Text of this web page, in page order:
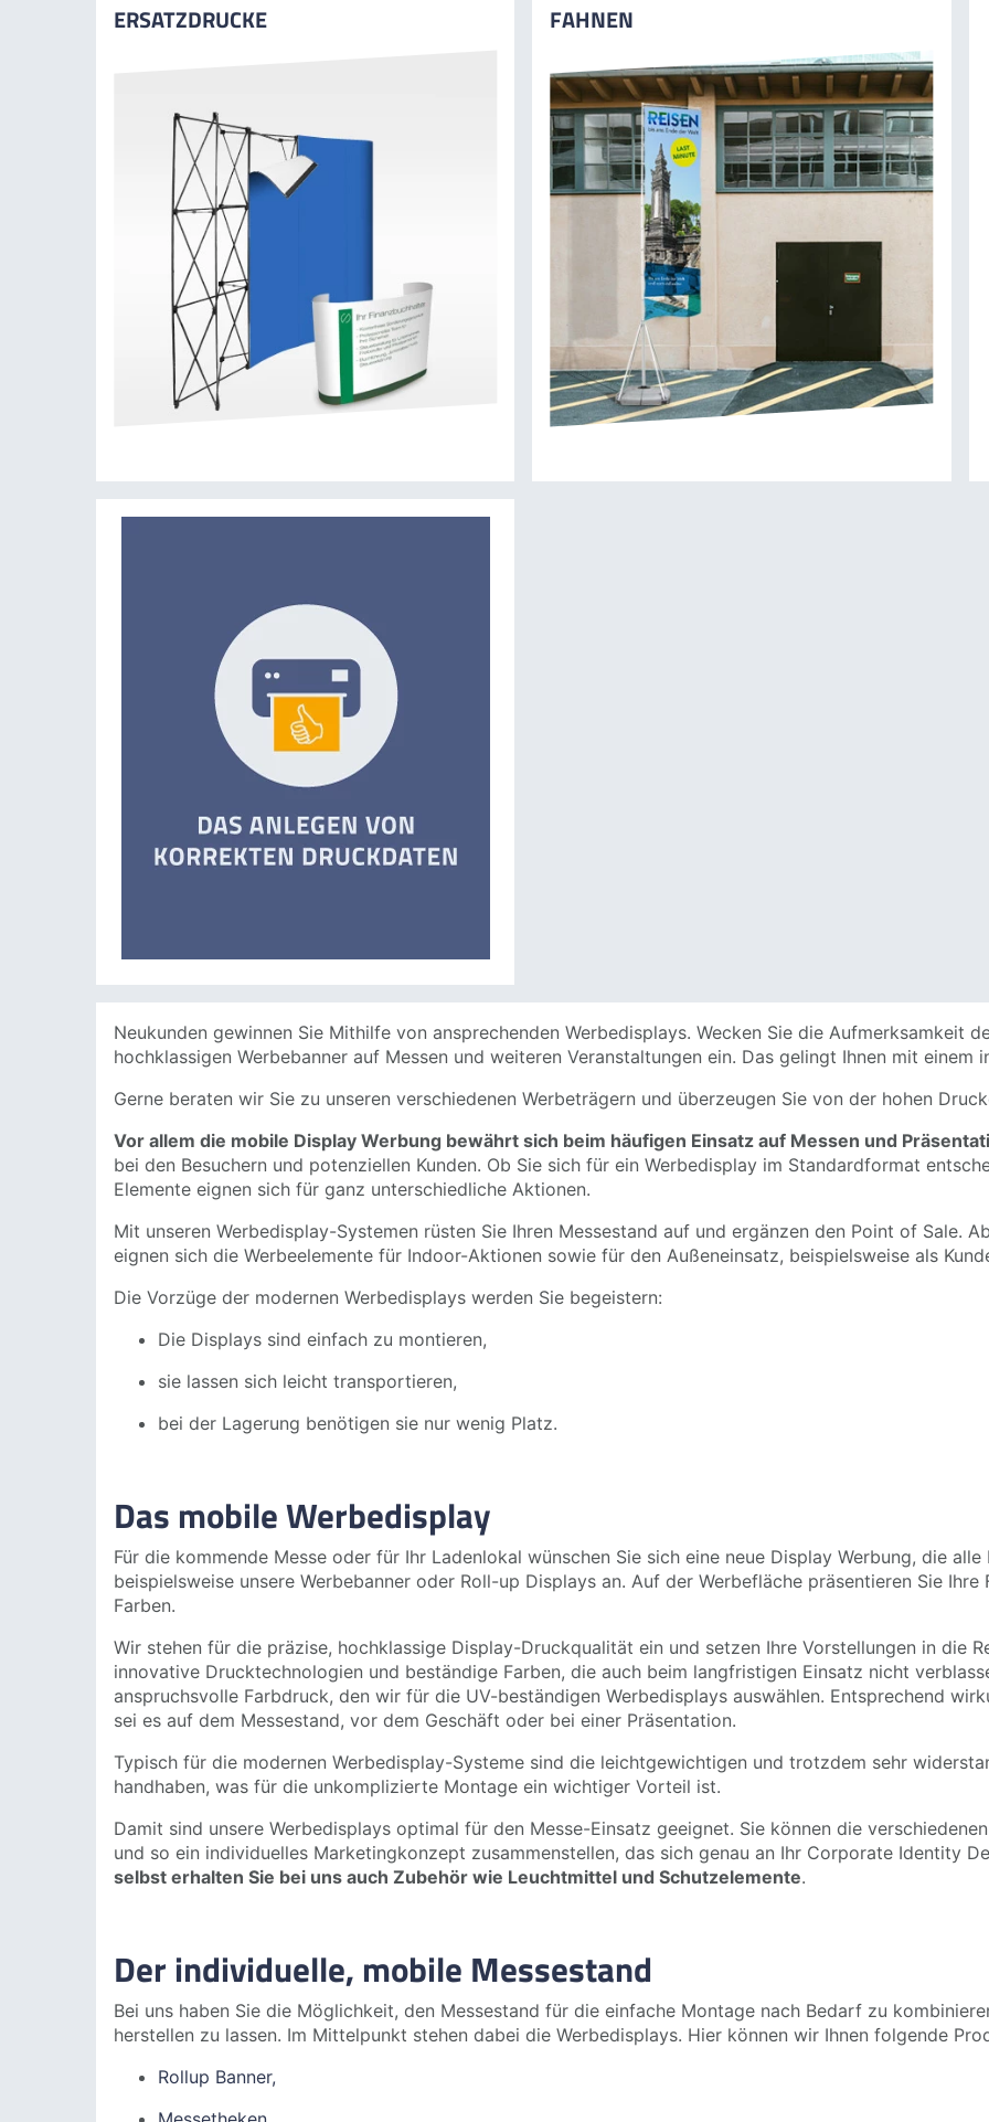
ERSATZDRUCKE FAHNEN
Neukunden gewinnen Sie Mithilfe von ansprechenden Werbedisplays. Wecken Sie die Aufmerksamkeit
hochklassigen Werbebanner auf Messen und weiteren Veranstaltungen ein. Das gelingt Ihnen mit einem
Gerne beraten wir Sie zu unseren verschiedenen Werbeträgern und überzeugen Sie von der hohen
Vor allem die mobile Display Werbung bewährt sich beim häufigen Einsatz auf Messen und
bei den Besuchern und potenziellen Kunden. Ob Sie sich für ein Werbedisplay im Standardformat
Elemente eignen sich für ganz unterschiedliche Aktionen.
Mit unseren Werbedisplay-Systemen rüsten Sie Ihren Messestand auf und ergänzen den Point of Sale.
eignen sich die Werbeelemente für Indoor-Aktionen sowie für den Außeneinsatz, beispielsweise als
Die Vorzüge der modernen Werbedisplays werden Sie begeistern:
Die Displays sind einfach zu montieren,
sie lassen sich leicht transportieren,
bei der Lagerung benötigen sie nur wenig Platz.
Das mobile Werbedisplay
Für die kommende Messe oder für Ihr Ladenlokal wünschen Sie sich eine neue Display Werbung, die
beispielsweise unsere Werbebanner oder Roll-up Displays an. Auf der Werbefläche präsentieren Sie
Farben.
Wir stehen für die präzise, hochklassige Display-Druckqualität ein und setzen Ihre Vorstellungen in die
innovative Drucktechnologien und beständige Farben, die auch beim langfristigen Einsatz nicht
anspruchsvolle Farbdruck, den wir für die UV-beständigen Werbedisplays auswählen. Entsprechend
sei es auf dem Messestand, vor dem Geschäft oder bei einer Präsentation.
Typisch für die modernen Werbedisplay-Systeme sind die leichtgewichtigen und trotzdem sehr
handhaben, was für die unkomplizierte Montage ein wichtiger Vorteil ist.
Damit sind unsere Werbedisplays optimal für den Messe-Einsatz geeignet. Sie können die
und so ein individuelles Marketingkonzept zusammenstellen, das sich genau an Ihr Corporate Identity
selbst erhalten Sie bei uns auch Zubehör wie Leuchtmittel und Schutzelemente.
Der individuelle, mobile Messestand
Bei uns haben Sie die Möglichkeit, den Messestand für die einfache Montage nach Bedarf zu
herstellen zu lassen. Im Mittelpunkt stehen dabei die Werbedisplays. Hier können wir Ihnen folgende
Rollup Banner,